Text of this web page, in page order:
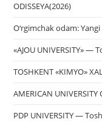
ODISSEYA(2026)
O‘rgimchak odam:
«AJOU UNIVERSITY» —
TOSHKENT «KIMYO»
AMERICAN
PDP UNIVERSITY —